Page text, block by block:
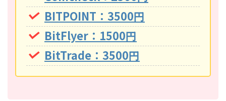
BITPOINT：3500円
BitFlyer：1500円
BitTrade：3500円